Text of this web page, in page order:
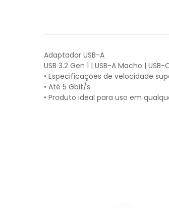
Adaptador USB-A
USB 3.2 Gen 1 | USB-A Macho |
• Especificações de velocidade
• Até 5 Gbit/s
• Produto ideal para uso em